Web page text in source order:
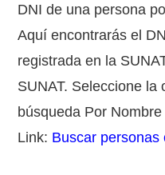
DNI de una persona
Aquí encontrarás el
registrada en la
SUNAT. Seleccione la
búsqueda Por
Link: Buscar personas